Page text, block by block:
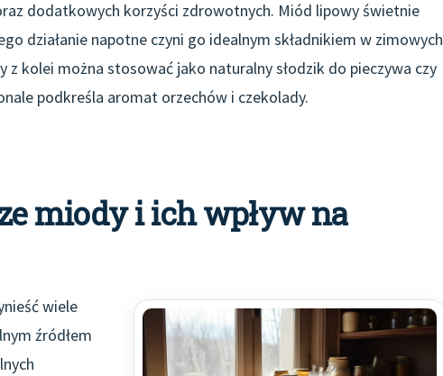
dodatkowych korzyści zdrowotnych. Miód lipowy świetnie
działanie napotne czyni go idealnym składnikiem w zimowych
z kolei można stosować jako naturalny słodzik do pieczywa czy
podkreśla aromat orzechów i czekolady.
miody i ich wpływ na
wiele
źródłem